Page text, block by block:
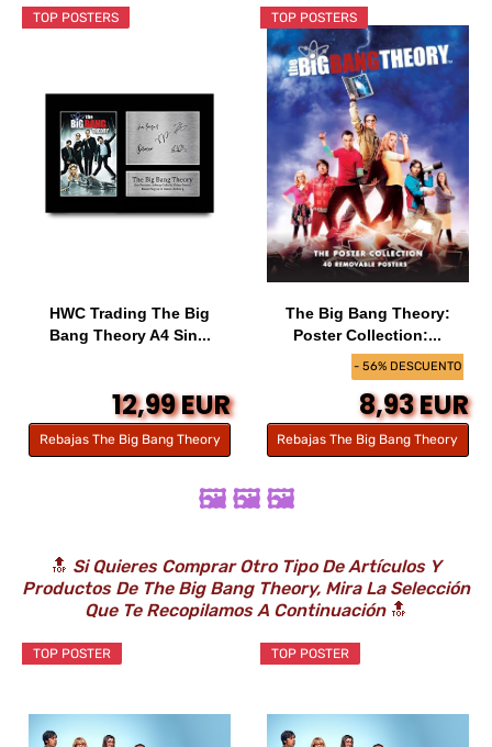
TOP POSTERS
HWC Trading The Big
Bang Theory A4 Sin...
12,99 EUR
Rebajas The Big Bang Theory
- 56% DESCUENTO
TOP POSTERS
The Big Bang Theory:
Poster Collection:...
8,93 EUR
Rebajas The Big Bang Theory
🖼️ 🖼️ 🖼️
🔝 Si Quieres Comprar Otro Tipo De Artículos Y
Productos De The Big Bang Theory, Mira La Selección
Que Te Recopilamos A Continuación🔝
TOP POSTER TOP POSTER